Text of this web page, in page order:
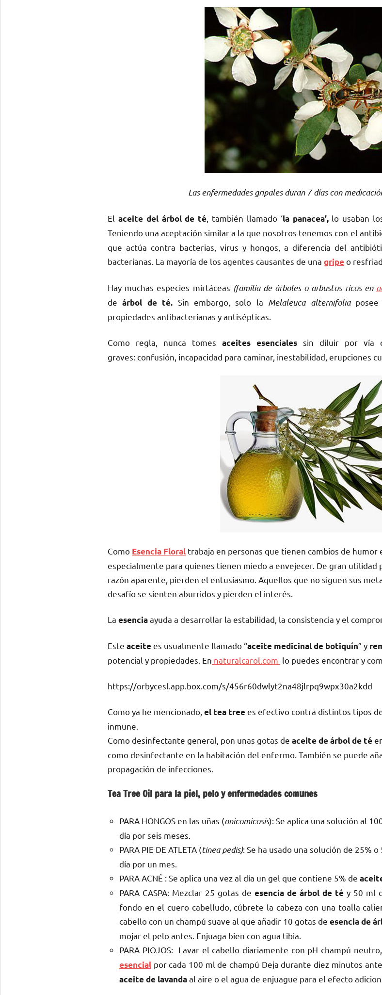
Las enfermedades gripales duran 7 días con
El aceite del árbol de té, también llamado ‘la panacea’, lo usaban
Teniendo una aceptación similar a la que nosotros tenemos con el
que actúa contra bacterias, virus y hongos, a diferencia del
bacterianas. La mayoría de los agentes causantes de una gripeo
Hay muchas especies mirtáceas (familia de árboles o arbustos ricos en
deárbol de té. Sin embargo, solo la Melaleuca alternifolia
propiedades antibacterianas y antisépticas.
Como regla, nunca tomes aceites esenciales sin diluir por vía
graves: confusión, incapacidad para caminar, inestabilidad, erupciones
Como Esencia Floral trabaja en personas que tienen cambios de
especialmente para quienes tienen miedo a envejecer. De gran utilidad
razón aparente, pierden el entusiasmo. Aquellos que no siguen sus
desafío se sienten aburridos y pierden el interés.
La esenciaayuda a desarrollar la estabilidad, la consistencia y el
Este aceitees usualmente llamado “aceite medicinal de botiquín” y
potencial y propiedades. En naturalcarol.com lo puedes encontrar y
https://orbycesl.app.box.com/s/456r60dwlyt2na48jlrpq9wpx30a2kdd
Como ya he mencionado, el tea treees efectivo contra distintos tipos
inmune.
Como desinfectante general, pon unas gotas de aceite de árbol de té
como desinfectante en la habitación del enfermo. También se puede
propagación de infecciones.
Tea Tree Oil para la piel, pelo y enfermedades comunes
PARA HONGOS en las uñas (onicomicosis): Se aplica una solución al
día por seis meses.
PARA PIE DE ATLETA (tinea pedis): Se ha usado una solución de 25% o
día por un mes.
PARA ACNÉ : Se aplica una vez al día un gel que contiene 5% de
PARA CASPA: Mezclar 25 gotas de esencia de árbol de té y 50 ml
fondo en el cuero cabelludo, cúbrete la cabeza con una toalla
cabello con un champú suave al que añadir 10 gotas de esencia de
mojar el pelo antes. Enjuaga bien con agua tibia.
PARA PIOJOS: Lavar el cabello diariamente con pH champú
esencial por cada 100 ml de champú Deja durante diez minutos
aceite de lavandaal aire o el agua de enjuague para el efecto